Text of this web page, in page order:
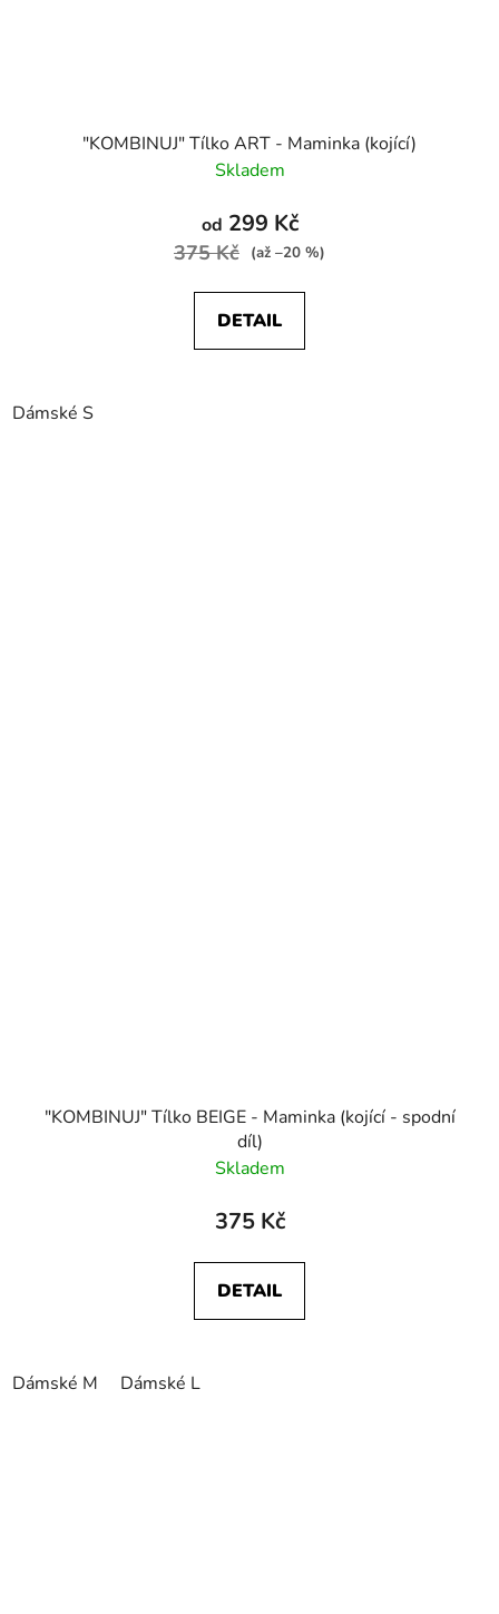
"KOMBINUJ" Tílko ART - Maminka (kojící)
Skladem
od 299 Kč
375 Kč (až –20 %)
DETAIL
Dámské S
"KOMBINUJ" Tílko BEIGE - Maminka (kojící - spodní
díl)
Skladem
375 Kč
DETAIL
Dámské M Dámské L